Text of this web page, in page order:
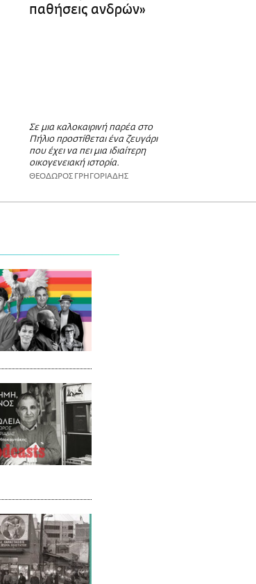
παθήσεις ανδρών»
Σε μια καλοκαιρινή παρέα στο
Πήλιο προστίθεται ένα ζευγάρι
που έχει να πει μια ιδιαίτερη
οικογενειακή ιστορία.
ΘΕΟΔΩΡΟΣ ΓΡΗΓΟΡΙΑΔΗΣ